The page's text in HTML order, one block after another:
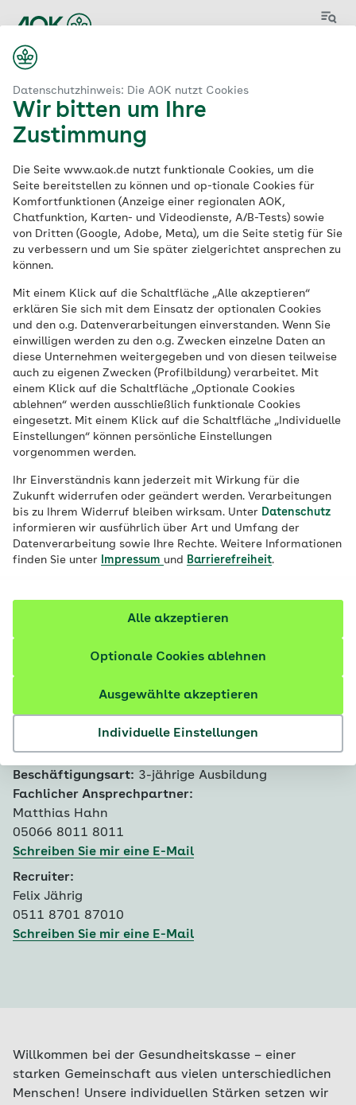
Datenschutzhinweis: Die AOK nutzt Cookies
Wir bitten um Ihre
Zustimmung
Die Seite www.aok.de nutzt funktionale Cookies, um die
Seite bereitstellen zu können und op-tionale Cookies für
Komfortfunktionen (Anzeige einer regionalen AOK,
Chatfunktion, Karten- und Videodienste, A/B-Tests) sowie
von Dritten (Google, Adobe, Meta), um die Seite stetig für Sie
zu verbessern und um Sie später zielgerichtet ansprechen zu
können.
Mit einem Klick auf die Schaltfläche „Alle akzeptieren“
erklären Sie sich mit dem Einsatz der optionalen Cookies
und den o.g. Datenverarbeitungen einverstanden. Wenn Sie
einwilligen werden zu den o.g. Zwecken einzelne Daten an
diese Unternehmen weitergegeben und von diesen teilweise
auch zu eigenen Zwecken (Profilbildung) verarbeitet. Mit
einem Klick auf die Schaltfläche „Optionale Cookies
ablehnen“ werden ausschließlich funktionale Cookies
eingesetzt. Mit einem Klick auf die Schaltfläche „Individuelle
Einstellungen“ können persönliche Einstellungen
vorgenommen werden.
Ihr Einverständnis kann jederzeit mit Wirkung für die
Zukunft widerrufen oder geändert werden. Verarbeitungen
bis zu Ihrem Widerruf bleiben wirksam. Unter Datenschutz
informieren wir ausführlich über Art und Umfang der
Datenverarbeitung sowie Ihre Rechte. Weitere Informationen
finden Sie unter
Impressum und Barrierefreiheit.
Individuelle Einstellungen
Ausgewählte akzeptieren
Optionale Cookies ablehnen
Alle akzeptieren
Ausbildung zum
Sozialversicherungsf
achangestellten
(m/w/d)
Ausbildung | 3-jährige Ausbildung |
Ausbildungsbeginn: 31.07.2027
Jetzt bewerben
Arbeitgeber/-in:
Lüchow
Bewerbungsfrist: 30.11.2026
Ausbildungsbeginn: 31.07.2027
Fachgebiet: Ausbildung
Beschäftigungsart: 3-jährige Ausbildung
Fachlicher Ansprechpartner:
Matthias Hahn
05066 8011 8011
Schreiben Sie mir eine E-Mail
Recruiter:
Felix Jährig
0511 8701 87010
Schreiben Sie mir eine E-Mail
Willkommen bei der Gesundheitskasse – einer
starken Gemeinschaft aus vielen unterschiedlichen
Menschen! Unsere individuellen Stärken setzen wir